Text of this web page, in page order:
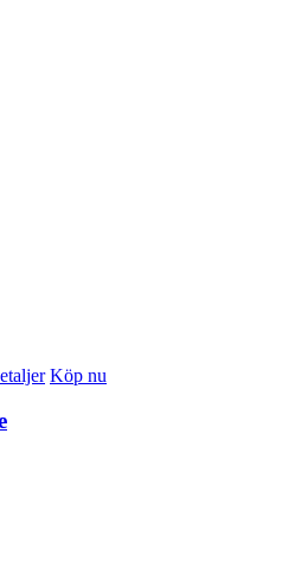
Köp nu